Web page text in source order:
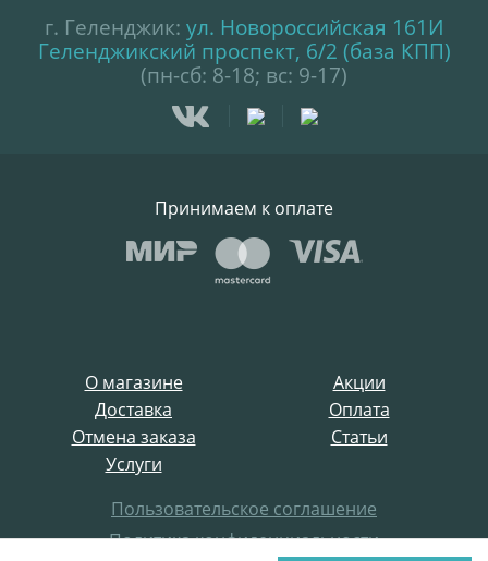
О магазине
Акции
Доставка
Оплата
Отмена заказа
Статьи
Услуги
Пользовательское соглашение
Политика конфиденциальности
г. Геленджик: ул. Новороссийская 161И
Геленджикский проспект, 6/2 (база КПП)
(пн-сб: 8-18; вс: 9-17)
Принимаем к оплате